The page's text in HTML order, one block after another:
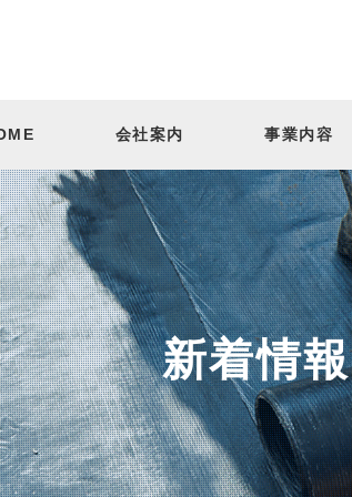
会社案内 事業内容
新着情報